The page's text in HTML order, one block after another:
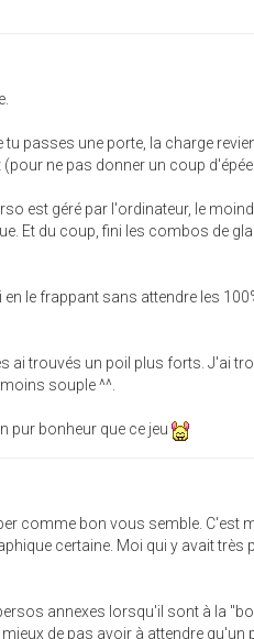
passes une porte, la charge
ne pas donner un coup
est géré par l'ordinateur, le
Et du coup, fini les combos de
le frappant sans attendre les
ai trouvés un poil plus forts. J'ai
souple ^^.
pur bonheur que ce jeu
comme bon vous semble. C'est
certaine. Moi qui y avait très
annexes lorsqu'il sont à la
de pas avoir à attendre qu'un